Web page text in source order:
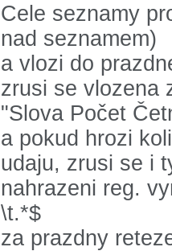
Cele seznamy
nad seznamem)
a vlozi do
zrusi se vlozena
"Slova Počet
a pokud hrozi
udaju, zrusi se i
nahrazeni reg.
\t.*$
za prazdny